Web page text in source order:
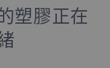
塑膠正在